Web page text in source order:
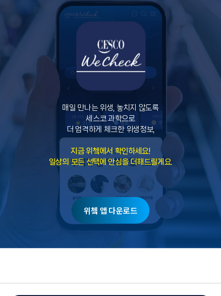
매일 만나는 위생, 놓치지 않도록
세스코 과학으로
더 엄격하게 체크한 위생정보,
지금 위쳌에서 확인하세요!
일상의 모든 선택에 안심을 더해드릴게요.
위쳌 앱 다운로드